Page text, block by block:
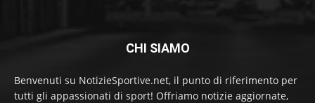
CHI SIAMO
Benvenuti su NotizieSportive.net, il punto di riferimento per
tutti gli appassionati di sport! Offriamo notizie aggiornate,